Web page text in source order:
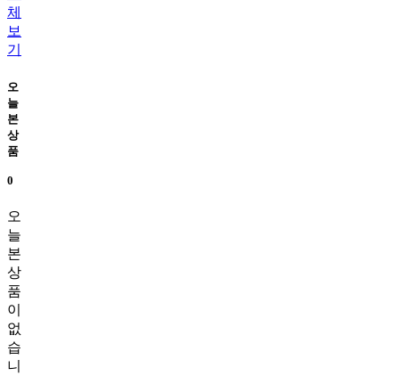
체
보
기
오
늘
본
상
품
0
오
늘
본
상
품
이
없
습
니